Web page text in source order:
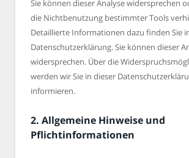
Sie können dieser Analyse widersprechen
die Nichtbenutzung bestimmter Tools
Detaillierte Informationen dazu finden Sie
Datenschutzerklärung. Sie können dieser
widersprechen. Über die
werden wir Sie in dieser
informieren.
2. Allgemeine Hinweise und
Pflichtinformationen